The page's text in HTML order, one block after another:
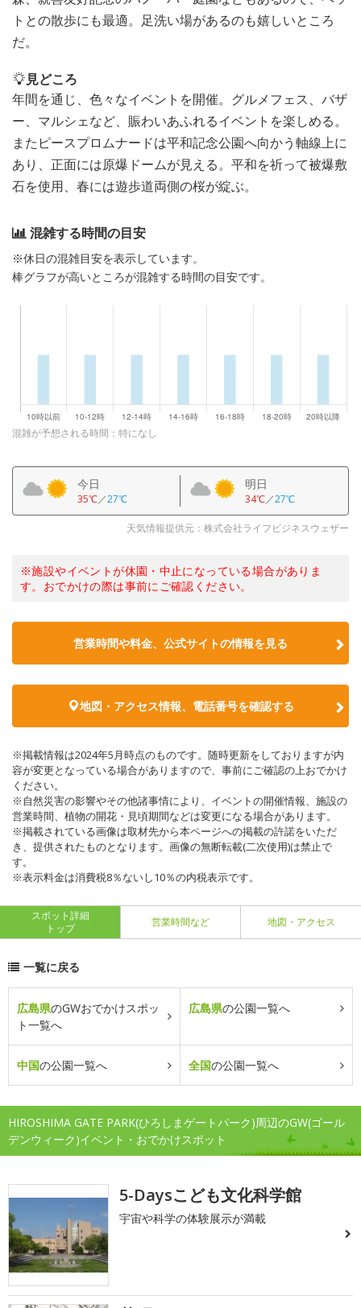
トとの散歩にも最適。足洗い場があるのも嬉しいところ
だ。
見どころ
年間を通じ、色々なイベントを開催。グルメフェス、バザ
ー、マルシェなど、賑わいあふれるイベントを楽しめる。
またピースプロムナードは平和記念公園へ向かう軸線上に
あり、正面には原爆ドームが見える。平和を祈って被爆敷
石を使用、春には遊歩道両側の桜が綻ぶ。
混雑する時間の目安
※休日の混雑目安を表示しています。
棒グラフが高いところが混雑する時間の目安です。
混雑が予想される時間：特になし
今日
35℃／27℃
明日
34℃／27℃
天気情報提供元：株式会社ライフビジネスウェザー
※施設やイベントが休園・中止になっている場合がありま
す。おでかけの際は事前にご確認ください。
営業時間や料金、公式サイトの情報を見る
地図・アクセス情報、電話番号を確認する
※掲載情報は2024年5月時点のものです。随時更新をしておりますが内
容が変更となっている場合がありますので、事前にご確認の上おでかけ
ください。
※自然災害の影響やその他諸事情により、イベントの開催情報、施設の
営業時間、植物の開花・見頃期間などは変更になる場合があります。
※掲載されている画像は取材先から本ページへの掲載の許諾をいただ
き、提供されたものとなります。画像の無断転載(二次使用)は禁止で
す。
※表示料金は消費税8％ないし10％の内税表示です。
スポット詳細
トップ
営業時間など 地図・アクセス
一覧に戻る
広島県のGWおでかけスポッ
ト一覧へ
広島県の公園一覧へ
中国の公園一覧へ 全国の公園一覧へ
HIROSHIMA GATE PARK(ひろしまゲートパーク)周辺のGW(ゴール
デンウィーク)イベント・おでかけスポット
5-Daysこども文化科学館
宇宙や科学の体験展示が満載